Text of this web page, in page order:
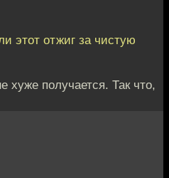
этот отжиг за чистую
хуже получается. Так что,